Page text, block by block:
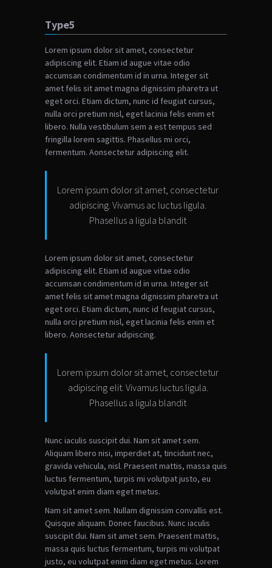
Type5
Lorem ipsum dolor sit amet, consectetur
adipiscing elit. Etiam id augue vitae odio
accumsan condimentum id in urna. Integer sit
amet felis sit amet magna dignissim pharetra ut
eget orci. Etiam dictum, nunc id feugiat cursus,
nulla orci pretium nisl, eget lacinia felis enim et
libero. Nulla vestibulum sem a est tempus sed
fringilla lorem sagittis. Phasellus mi orci,
fermentum.
Lorem ipsum dolor sit amet, consectetur
adipiscing. Vivamus ac luctus ligula.
Phasellus a ligula blandit
Aonsectetur adipiscing elit.
Lorem ipsum dolor sit amet, consectetur
adipiscing elit. Etiam id augue vitae odio
accumsan condimentum id in urna. Integer sit
amet felis sit amet magna dignissim pharetra ut
eget orci. Etiam dictum, nunc id feugiat cursus,
nulla orci pretium nisl, eget lacinia felis enim et
libero.
Lorem ipsum dolor sit amet, consectetur
adipiscing elit. Vivamus luctus ligula.
Phasellus a ligula blandit
Aonsectetur adipiscing.
Nunc iaculis suscipit dui. Nam sit amet sem.
Aliquam libero nisi, imperdiet at, tincidunt nec,
gravida vehicula, nisl. Praesent mattis, massa quis
luctus fermentum, turpis mi volutpat justo, eu
volutpat enim diam eget metus.
Nam sit amet sem. Nullam dignissim convallis est.
Quisque aliquam. Donec faucibus. Nunc iaculis
suscipit dui. Nam sit amet sem. Praesent mattis,
massa quis luctus fermentum, turpis mi volutpat
justo, eu volutpat enim diam eget metus. Lorem